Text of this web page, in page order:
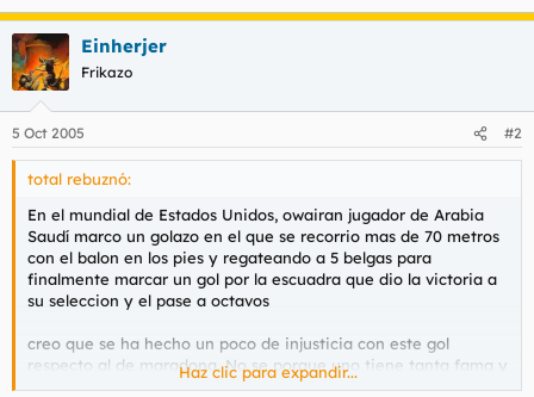
Einherjer
Frikazo
5 Oct 2005 #2
total rebuznó:
En el mundial de Estados Unidos, owairan jugador de Arabia
Saudí marco un golazo en el que se recorrio mas de 70 metros
con el balon en los pies y regateando a 5 belgas para
finalmente marcar un gol por la escuadra que dio la victoria a
su seleccion y el pase a octavos
creo que se ha hecho un poco de injusticia con este gol
respecto al de maradona. No se porque uno tiene tanta fama y
el otro gol este practicamente olvidado. No os parece injusto?
Haz clic para expandir...